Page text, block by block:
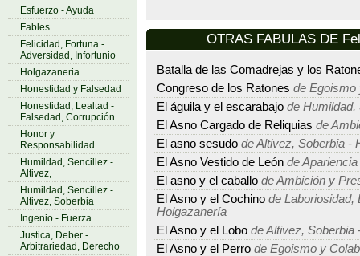
Esfuerzo - Ayuda
Fables
Felicidad, Fortuna -
Adversidad, Infortunio
Holgazaneria
Honestidad y Falsedad
Honestidad, Lealtad -
Falsedad, Corrupción
Honor y
Responsabilidad
Humildad, Sencillez -
Altivez,
Humildad, Sencillez -
Altivez, Soberbia
Ingenio - Fuerza
Justica, Deber -
Arbitrariedad, Derecho
OTRAS FABULAS DE
Batalla de las Comadrejas y los
Congreso de los Ratones de Egoismo
El águila y el escarabajo de Humildad,
El Asno Cargado de Reliquias de
El asno sesudo de Altivez, Soberbia -
El Asno Vestido de León de
El asno y el caballo de Ambición y
El Asno y el Cochino de Laboriosidad,
Holgazanería
El Asno y el Lobo de Altivez, Soberbia
El Asno y el Perro de Egoismo y